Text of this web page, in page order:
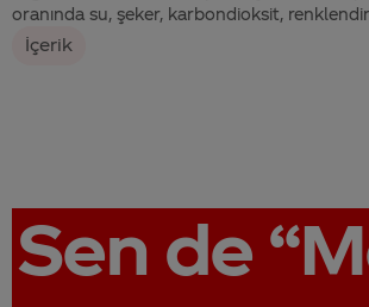
oranında su, şeker, karbondioksit,
İçerik
Sen de